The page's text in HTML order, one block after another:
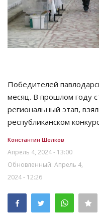
Победителей
месяц. В прошлом году
региональный этап,
республиканском
Константин Шелков
Апрель 4, 2024 - 13:00
Обновленный: Апрель 4,
2024 - 12:26